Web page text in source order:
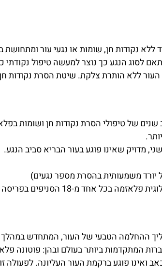
נקודות חן, שומות או נגעי עור ומתחושת
לסוג הנגע כך נוצר למעשה טיפול נקודתי
העור ללא הותרת צלקת. שיטת הסרת נקודות
שנים של טיפולי הסרת נקודות חן ושומות
יורד משמעותית בהסרת מספר נגעים)
מ-18 הסניפים בפריסה ארצית.
ההחלמה הטבעי של העור, המתחדש במהלך
המתקדמות ביותר בעולם ובהן: פוטונה
ואינו פוגע ברקמת העור העליונה. לפעולה